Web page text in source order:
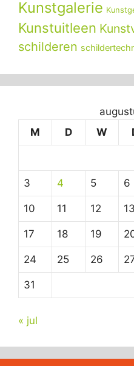
Kunstgalerie
Kunstuitleen
schilderen
M
D W
3 4 5 6
10 11 12 13
17 18 19
24 25 26
31
« jul